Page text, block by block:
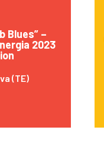
Blues” –
2023
(TE)